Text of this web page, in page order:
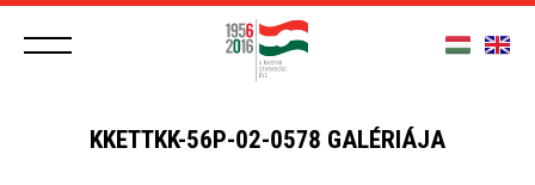
KKETTKK-56P-02-0578 GALÉRIÁJA